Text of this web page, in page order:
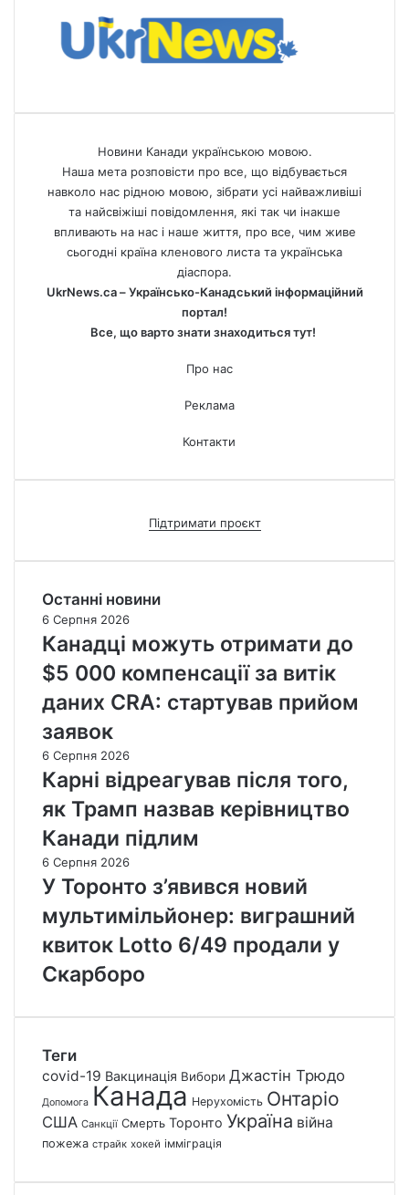
Новини Канади українською мовою.
Наша мета розповісти про все, що відбувається
навколо нас рідною мовою, зібрати усі найважливіші
та найсвіжіші повідомлення, які так чи інакше
впливають на нас і наше життя, про все, чим живе
сьогодні країна кленового листа та українська
діаспора.
UkrNews.ca – Українсько-Канадський інформаційний
портал!
Все, що варто знати знаходиться тут!
Про нас
Реклама
Контакти
Підтримати проєкт
Останні новини
6 Серпня 2026
Канадці можуть отримати до
$5 000 компенсації за витік
даних CRA: стартував прийом
заявок
6 Серпня 2026
Карні відреагував після того,
як Трамп назвав керівництво
Канади підлим
6 Серпня 2026
У Торонто з’явився новий
мультимільйонер: виграшний
квиток Lotto 6/49 продали у
Скарборо
Теги
covid-19 Вакцинація Вибори Джастін Трюдо
Допомога Канада Нерухомість Онтаріо
США Санкції Смерть Торонто Україна війна
пожежа страйк хокей імміграція